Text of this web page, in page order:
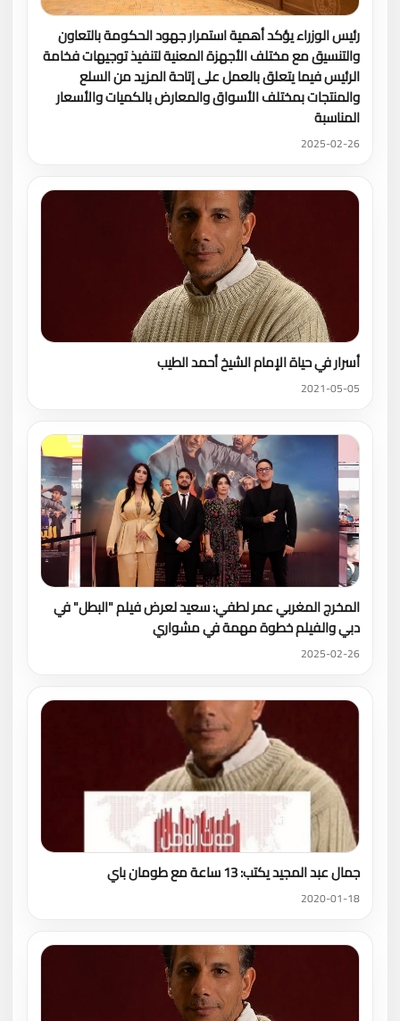
رئيس الوزراء يؤكد أهمية استمرار جهود الحكومة بالتعاون
والتنسيق مع مختلف الأجهزة المعنية لتنفيذ توجيهات فخامة
الرئيس فيما يتعلق بالعمل على إتاحة المزيد من السلع
والمنتجات بمختلف الأسواق والمعارض بالكميات والأسعار
المناسبة
2025-02-26
أسرار في حياة الإمام الشيخ أحمد الطيب
2021-05-05
المخرج المغربي عمر لطفي: سعيد لعرض فيلم "البطل" في
دبي والفيلم خطوة مهمة في مشواري
2025-02-26
جمال عبد المجيد يكتب: 13 ساعة مع طومان باي
2020-01-18